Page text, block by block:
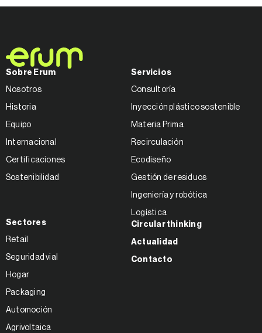
Sobre Erum
Nosotros
Historia
Equipo
Internacional
Certificaciones
Sostenibilidad
Servicios
Consultoría
Inyección plástico sostenible
Materia Prima
Recirculación
Ecodiseño
Gestión de residuos
Ingeniería y robótica
Logística
Sectores
Retail
Seguridad vial
Hogar
Packaging
Automoción
Agrivoltaica
Circular thinking
Actualidad
Contacto